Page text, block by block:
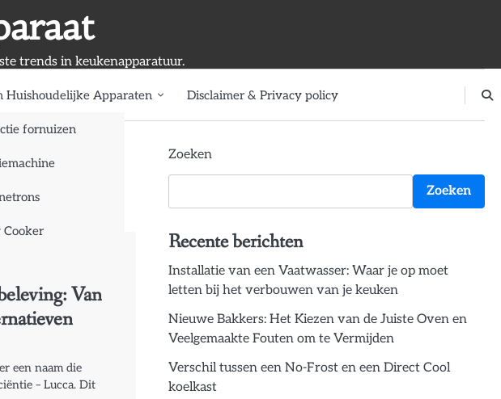
trends in keukenapparatuur.
Huishoudelijke Apparaten
fornuizen
Cooker
Disclaimer & Privacy policy
Van
een naam die
– Lucca. Dit
Zoeken
Zoeken
Recente berichten
Installatie van een Vaatwasser: Waar je op moet
letten bij het verbouwen van je keuken
Nieuwe Bakkers: Het Kiezen van de Juiste Oven en
Veelgemaakte Fouten om te Vermijden
Verschil tussen een No-Frost en een Direct Cool
koelkast